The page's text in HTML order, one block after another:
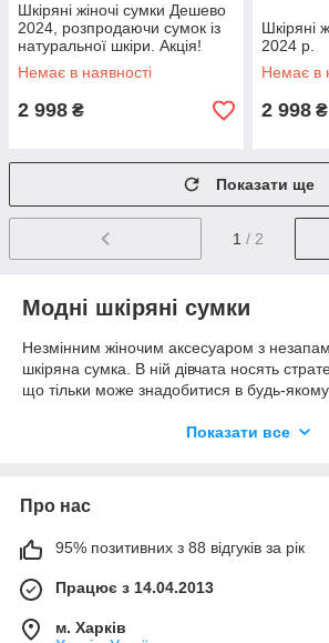
Шкіряні жіночі сумки Дешево
2024, розпродаючи сумок із
натуральної шкіри. Акція!
Немає в наявності
2 998 ₴
Шкіряні
2024 р.
Немає в
2 998 ₴
Показати ще
1 / 2
Модні шкіряні сумки
Незмінним жіночим аксесуаром з
шкіряна сумка. В ній дівчата носять
що тільки може знадобитися в будь-
світ з невеликими сумочками, зробленими
вчені знаходили цілі колекції жіночих
включають по кілька десятків сумок та
натуральної шкіри. Це зайвий раз
залишається жінкою в будь-які часи.
Мода на жіночі шкіряні сумки змінюється
на одяг, взуття, головні убори, рукавички
Кілька років в тренді один колір, і ось про
Показати все
Про нас
95% позитивних з 88 відгуків за рік
Працює з 14.04.2013
м. Харків